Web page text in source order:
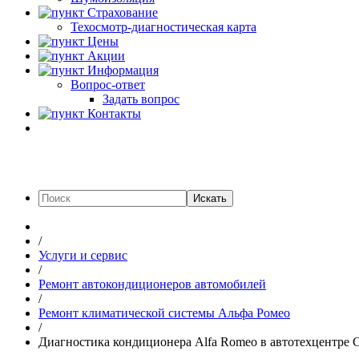
Страхование
Техосмотр-диагностическая карта
Цены
Акции
Информация
Вопрос-ответ
Задать вопрос
Контакты
Искать
/
Услуги и сервис
/
Ремонт автокондиционеров автомобилей
/
Ремонт климатической системы Альфа Ромео
/
Диагностика кондиционера Alfa Romeo в